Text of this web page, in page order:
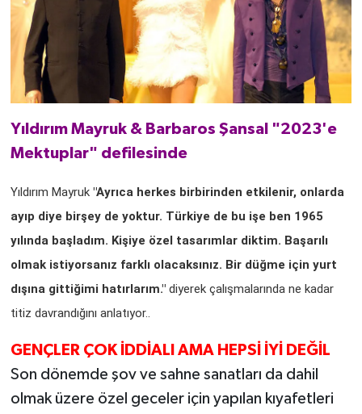
Yıldırım Mayruk & Barbaros Şansal "2023'e
Mektuplar" defilesinde
Yıldırım Mayruk"Ayrıca herkes birbirinden etkilenir, onlarda
ayıp diye birşey de yoktur. Türkiye de bu işe ben 1965
yılında başladım. Kişiye özel tasarımlar diktim. Başarılı
olmak istiyorsanız farklı olacaksınız. Bir düğme için yurt
dışına gittiğimi hatırlarım."diyerek çalışmalarında ne kadar
titiz davrandığını anlatıyor..
GENÇLER ÇOK İDDİALI AMA HEPSİ İYİ DEĞİL
Son dönemde şov ve sahne sanatları da dahil
olmak üzere özel geceler için yapılan kıyafetleri